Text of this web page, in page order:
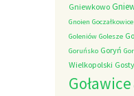
Gniewkowo
Gnoien Goczałkowice
Goleniów Golesze
Goruńsko Goryń
Wielkopolski
Goławice